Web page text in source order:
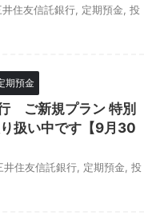
井住友信託銀行 定期預金 投
期預金
ご新規プラン 特別
扱い中です【9月30
井住友信託銀行 定期預金 投